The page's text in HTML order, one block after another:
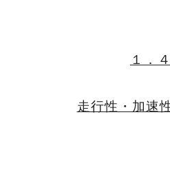
１．
走行性・加速